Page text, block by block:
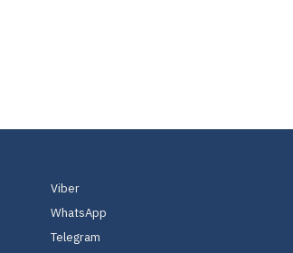
Viber
WhatsApp
Telegram